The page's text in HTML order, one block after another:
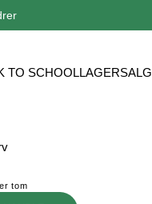
TO SCHOOLLAGERSALG
tom